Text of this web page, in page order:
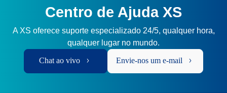
Centro de Ajuda XS
A XS oferece suporte especializado 24/5, qualquer hora,
qualquer lugar no mundo.
Chat ao vivo Envie-nos um e-mail